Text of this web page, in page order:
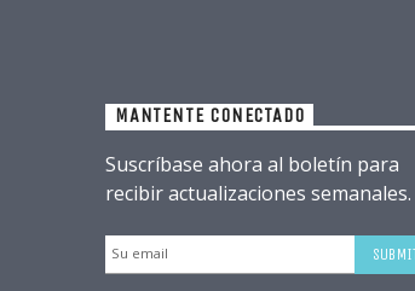
MANTENTE CONECTADO
Suscríbase ahora al boletín para
recibir actualizaciones semanales.